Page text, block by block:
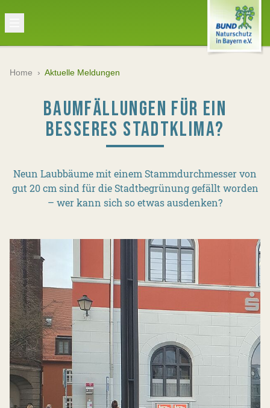
Home › Aktuelle Meldungen
BAUMFÄLLUNGEN FÜR EIN
BESSERES STADTKLIMA?
Neun Laubbäume mit einem Stammdurchmesser von
gut 20 cm sind für die Stadtbegrünung gefällt worden
– wer kann sich so etwas ausdenken?